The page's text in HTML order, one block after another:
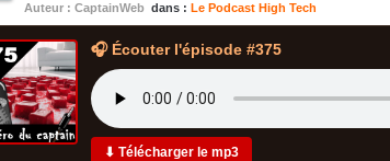
Auteur : CaptainWeb dans : Le Podcast High Tech
🎧 Écouter l'épisode #375
⬇ Télécharger le mp3